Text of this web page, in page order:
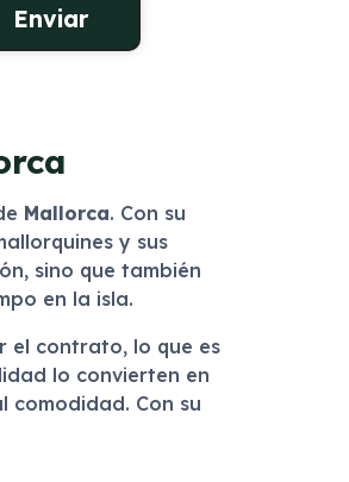
Mallorca. Con su
y sus
sino que también
en la isla.
el contrato, lo que es
lo convierten en
comodidad. Con su